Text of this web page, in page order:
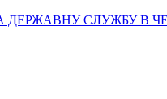
СЛУЖБУ В